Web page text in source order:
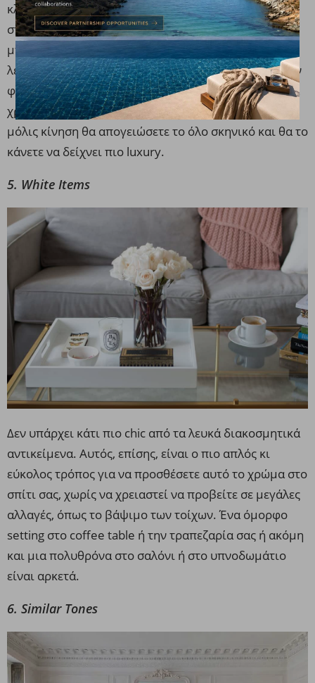
κλασικό λευκό και να χαρίσετε πόντους πολυτέλειας
στη διακόσμηση της κατοικίας σας, τότε αυτό που
μπορείτε να κάνετε είναι να προσθέσετε μεταλλικές
λεπτομέρειες και κυρίως χρυσές πινελιές. Ταιριάζουν
φανταστικά με το λευκό, όπως και με τα περισσότερα
χρώματα που μπορεί να έχετε στο σπίτι σας. Με μία
μόλις κίνηση θα απογειώσετε το όλο σκηνικό και θα το
κάνετε να δείχνει πιο luxury.
5. White Items
Δεν υπάρχει κάτι πιο chic από τα λευκά διακοσμητικά
αντικείμενα. Αυτός, επίσης, είναι ο πιο απλός κι
εύκολος τρόπος για να προσθέσετε αυτό το χρώμα στο
σπίτι σας, χωρίς να χρειαστεί να προβείτε σε μεγάλες
αλλαγές, όπως το βάψιμο των τοίχων. Ένα όμορφο
setting στο coffee table ή την τραπεζαρία σας ή ακόμη
και μια πολυθρόνα στο σαλόνι ή στο υπνοδωμάτιο
είναι αρκετά.
6. Similar Tones